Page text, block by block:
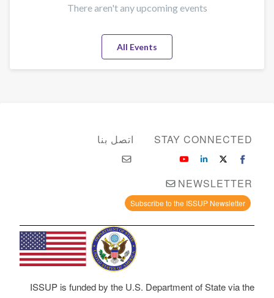
There aren't any upcoming events
All Events
اتصل بنا STAY CONNECTED
NEWSLETTER
Subscribe to the ISSUP Newsletter
ISSUP is funded by the U.S. Department of State via the